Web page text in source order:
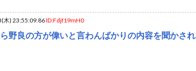
木) 23:55:09.86ID:Fdjf19mH0
野良の方が偉いと言わんばかりの内容を聞かされ